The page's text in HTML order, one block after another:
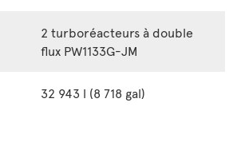
2 turboréacteurs à double
flux PW1133G-JM
32 943 l (8 718 gal)